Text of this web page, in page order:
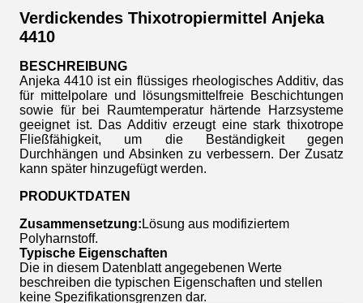
Verdickendes Thixotropiermittel Anjeka
4410
BESCHREIBUNG
Anjeka 4410 ist ein flüssiges rheologisches Additiv, das
für mittelpolare und lösungsmittelfreie Beschichtungen
sowie für bei Raumtemperatur härtende Harzsysteme
geeignet ist. Das Additiv erzeugt eine stark thixotrope
Fließfähigkeit, um die Beständigkeit gegen
Durchhängen und Absinken zu verbessern. Der Zusatz
kann später hinzugefügt werden.
PRODUKTDATEN
Zusammensetzung: Lösung aus modifiziertem
Polyharnstoff.
Typische Eigenschaften
Die in diesem Datenblatt angegebenen Werte
beschreiben die typischen Eigenschaften und stellen
keine Spezifikationsgrenzen dar.